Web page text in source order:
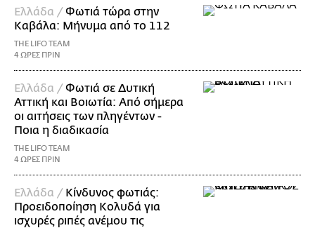
Ελλάδα /Φωτιά τώρα στην
Καβάλα: Μήνυμα από το 112
THE LIFO TEAM
4 ΩΡΕΣ ΠΡΙΝ
Ελλάδα /Φωτιά σε Δυτική
Αττική και Βοιωτία: Από σήμερα
οι αιτήσεις των πληγέντων -
Ποια η διαδικασία
THE LIFO TEAM
4 ΩΡΕΣ ΠΡΙΝ
Ελλάδα / Κίνδυνος φωτιάς:
Προειδοποίηση Κολυδά για
ισχυρές ριπές ανέμου τις